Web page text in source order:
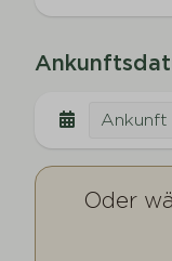
Ankunft
Oder